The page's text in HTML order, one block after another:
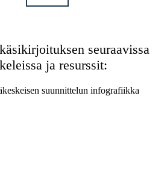
seuraavissa
ja resurssit: